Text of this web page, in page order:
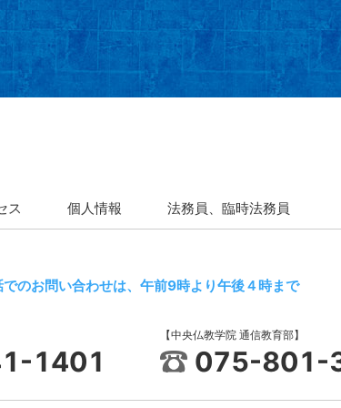
ス 個人情報 法務員、臨時法務員
でのお問い合わせは、午前9時より午後４時まで
1401
【中央仏教学院 通信教育部】
075-801-